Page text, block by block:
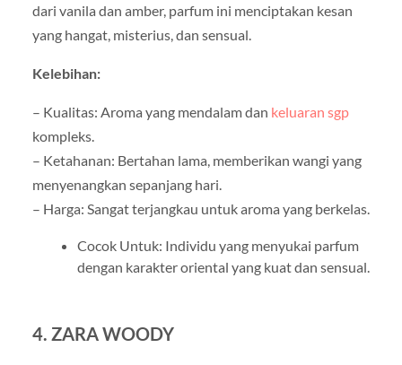
dari vanila dan amber, parfum ini menciptakan kesan
yang hangat, misterius, dan sensual.
Kelebihan:
– Kualitas: Aroma yang mendalam dan keluaran sgp
kompleks.
– Ketahanan: Bertahan lama, memberikan wangi yang
menyenangkan sepanjang hari.
– Harga: Sangat terjangkau untuk aroma yang berkelas.
Cocok Untuk: Individu yang menyukai parfum
dengan karakter oriental yang kuat dan sensual.
4. ZARA WOODY